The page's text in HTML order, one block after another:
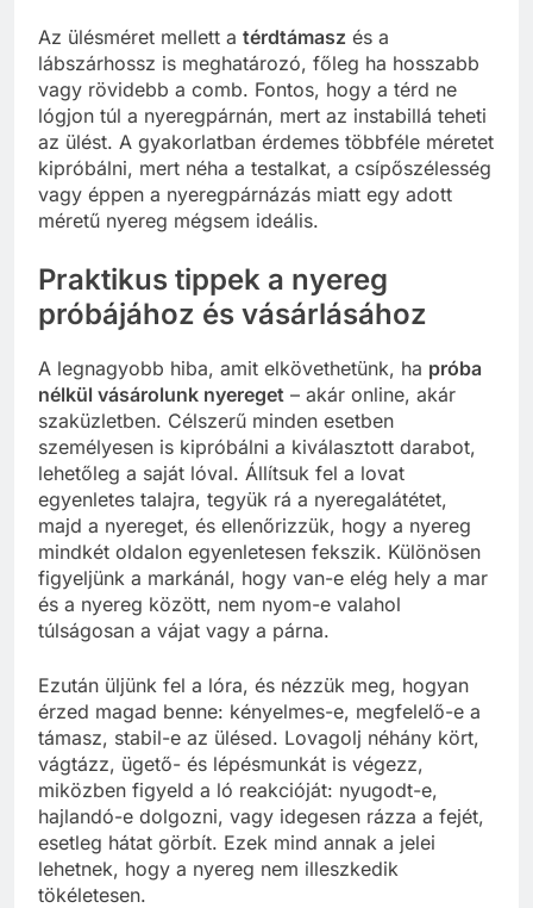
Az ülésméret mellett a térdtámasz és a
lábszárhossz is meghatározó, főleg ha hosszabb
vagy rövidebb a comb. Fontos, hogy a térd ne
lógjon túl a nyeregpárnán, mert az instabillá teheti
az ülést. A gyakorlatban érdemes többféle méretet
kipróbálni, mert néha a testalkat, a csípőszélesség
vagy éppen a nyeregpárnázás miatt egy adott
méretű nyereg mégsem ideális.
Praktikus tippek a nyereg
próbájához és vásárlásához
A legnagyobb hiba, amit elkövethetünk, ha próba
nélkül vásárolunk nyereget – akár online, akár
szaküzletben. Célszerű minden esetben
személyesen is kipróbálni a kiválasztott darabot,
lehetőleg a saját lóval. Állítsuk fel a lovat
egyenletes talajra, tegyük rá a nyeregalátétet,
majd a nyereget, és ellenőrizzük, hogy a nyereg
mindkét oldalon egyenletesen fekszik. Különösen
figyeljünk a markánál, hogy van-e elég hely a mar
és a nyereg között, nem nyom-e valahol
túlságosan a vájat vagy a párna.
Ezután üljünk fel a lóra, és nézzük meg, hogyan
érzed magad benne: kényelmes-e, megfelelő-e a
támasz, stabil-e az ülésed. Lovagolj néhány kört,
vágtázz, ügető- és lépésmunkát is végezz,
miközben figyeld a ló reakcióját: nyugodt-e,
hajlandó-e dolgozni, vagy idegesen rázza a fejét,
esetleg hátat görbít. Ezek mind annak a jelei
lehetnek, hogy a nyereg nem illeszkedik
tökéletesen.